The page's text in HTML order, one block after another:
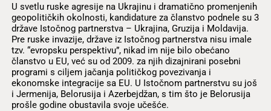
U svetlu ruske agresije na Ukrajinu i dramatično promenjenih
geopolitičkih okolnosti, kandidature za članstvo podnele su 3
države Istočnog partnerstva – Ukrajina, Gruzija i Moldavija.
Pre ruske invazije, države iz Istočnog partnerstva nisu imale
tzv. “evropsku perspektivu”, nikad im nije bilo obećano
članstvo u EU, već su od 2009. za njih dizajnirani posebni
programi s ciljem jačanja političkog povezivanja i
ekonomske integracije sa EU. U Istočnom partnerstvu su još
i Jermenija, Belorusija i Azerbejdžan, s tim što je Belorusija
prošle godine obustavila svoje učešće.